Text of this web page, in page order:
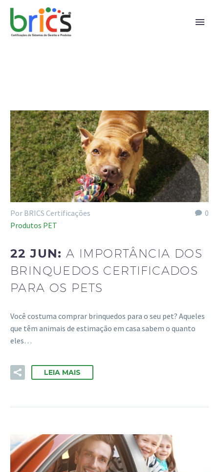
0
Por BRICS Certificações
Produtos PET
22 JUN:A IMPORTÂNCIA DOS
BRINQUEDOS CERTIFICADOS
PARA OS PETS
Você costuma comprar brinquedos para o seu pet? Aqueles
que têm animais de estimação em casa sabem o quanto
eles…
LEIA MAIS